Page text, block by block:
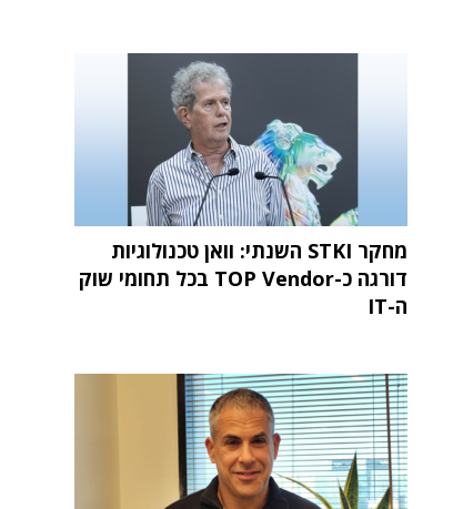
מחקר STKI השנתי: וואן טכנולוגיות
דורגה כ-TOP Vendor בכל תחומי שוק
ה-IT